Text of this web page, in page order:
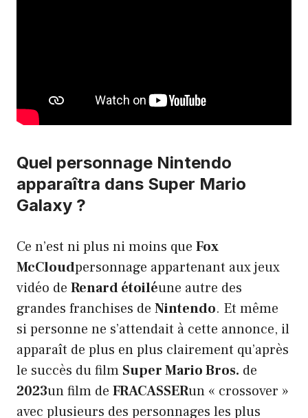
Quel personnage Nintendo
apparaîtra dans Super Mario
Galaxy ?
Ce n’est ni plus ni moins que Fox
McCloudpersonnage appartenant aux jeux
vidéo de Renard étoiléune autre des
grandes franchises de Nintendo. Et même
si personne ne s’attendait à cette annonce, il
apparaît de plus en plus clairement qu’après
le succès du film Super Mario Bros. de
2023un film de FRACASSERun « crossover »
avec plusieurs des personnages les plus